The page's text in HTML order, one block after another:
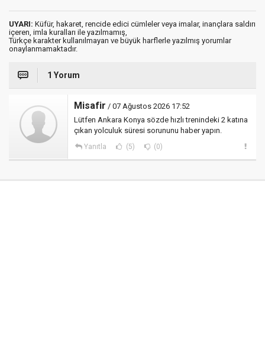
UYARI: Küfür, hakaret, rencide edici cümleler veya imalar, inançlara saldırı
içeren, imla kuralları ile yazılmamış,
Türkçe karakter kullanılmayan ve büyük harflerle yazılmış yorumlar
onaylanmamaktadır.
1 Yorum
Misafir / 07 Ağustos 2026 17:52
Lütfen Ankara Konya sözde hızlı trenindeki 2 katına
çıkan yolculuk süresi sorununu haber yapın.
Yanıtla (5) (0)